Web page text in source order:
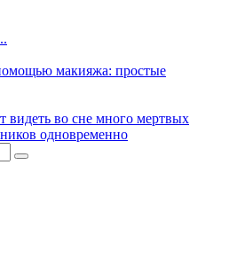
макияжа: простые
видеть во сне много мертвых
одновременно